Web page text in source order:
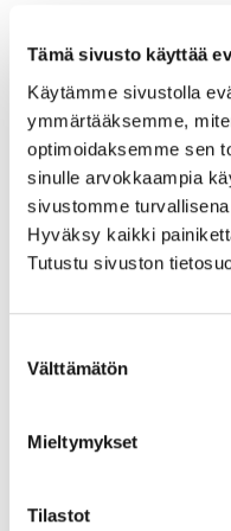
Tämä sivusto käyttää
Käytämme sivustolla
ymmärtääksemme,
optimoidaksemme sen
sinulle arvokkaampia
sivustomme
Hyväksy kaikki
Tutustu sivuston
valinta
Välttämätön
Mieltymykset
Tilastot
välttämättä ole.
testausmenetelmät ja
aiheita, jotka herättävät
Ketkä
toimijoita: tilaajat,
ja viranomaiset. Jokaisen
toimijoiden välillä on
Tilaajat määrittelevät